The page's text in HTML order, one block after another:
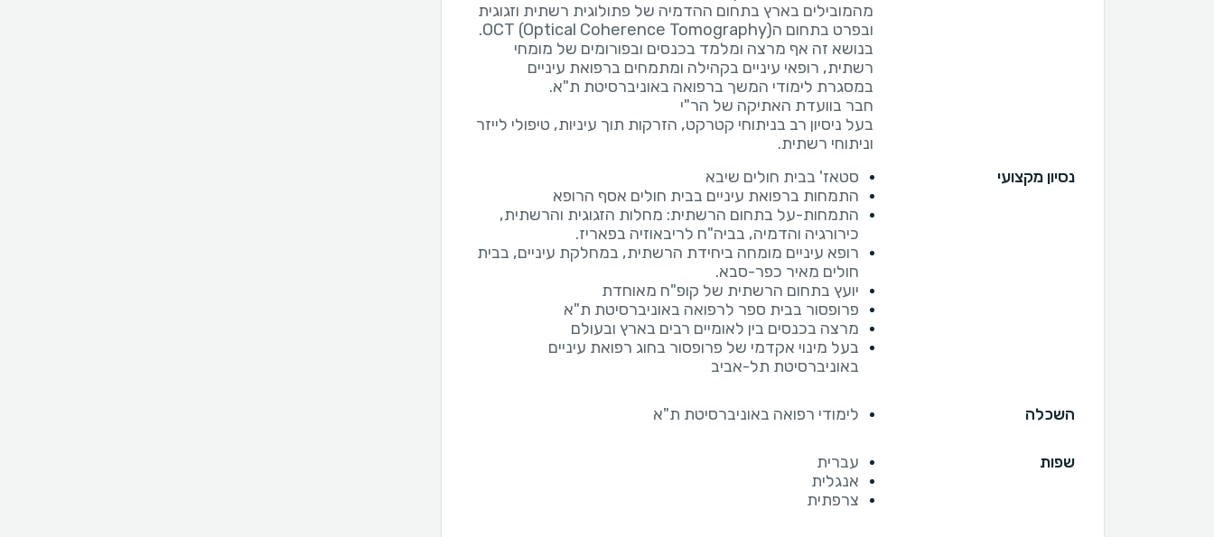
מהמובילים בארץ בתחום ההדמיה של פתולוגית רשתית וזגוגית
ובפרט בתחום הOCT (Optical Coherence Tomography).
בנושא זה אף מרצה ומלמד בכנסים ובפורומים של מומחי
רשתית, רופאי עיניים בקהילה ומתמחים ברפואת עיניים
בעל ניסיון רב בניתוחי קטרקט, הזרקות תוך עיניות, טיפולי לייזר
וניתוחי רשתית.
נסיון מקצועי
סטאז' בבית חולים שיבא
התמחות ברפואת עיניים בבית חולים אסף הרופא
התמחות-על בתחום הרשתית: מחלות הזגוגית והרשתית,
כירורגיה והדמיה, בביה"ח לריבאוזיה בפאריז.
רופא עיניים מומחה ביחידת הרשתית, במחלקת עיניים, בבית
חולים מאיר כפר-סבא.
יועץ בתחום הרשתית של קופ"ח מאוחדת
פרופסור בבית ספר לרפואה באוניברסיטת ת"א
מרצה בכנסים בין לאומיים רבים בארץ ובעולם
בעל מינוי אקדמי של פרופסור בחוג רפואת עיניים
באוניברסיטת תל-אביב
השכלה לימודי רפואה באוניברסיטת ת"א
שפות
עברית
אנגלית
צרפתית